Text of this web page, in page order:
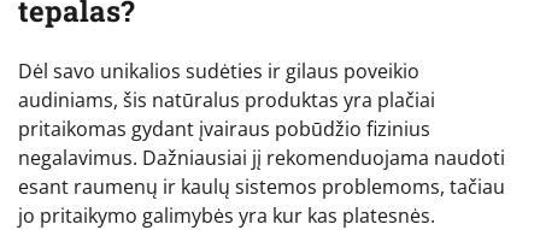
tepalas?
Dėl savo unikalios sudėties ir gilaus poveikio
audiniams, šis natūralus produktas yra plačiai
pritaikomas gydant įvairaus pobūdžio fizinius
negalavimus. Dažniausiai jį rekomenduojama naudoti
esant raumenų ir kaulų sistemos problemoms, tačiau
jo pritaikymo galimybės yra kur kas platesnės.